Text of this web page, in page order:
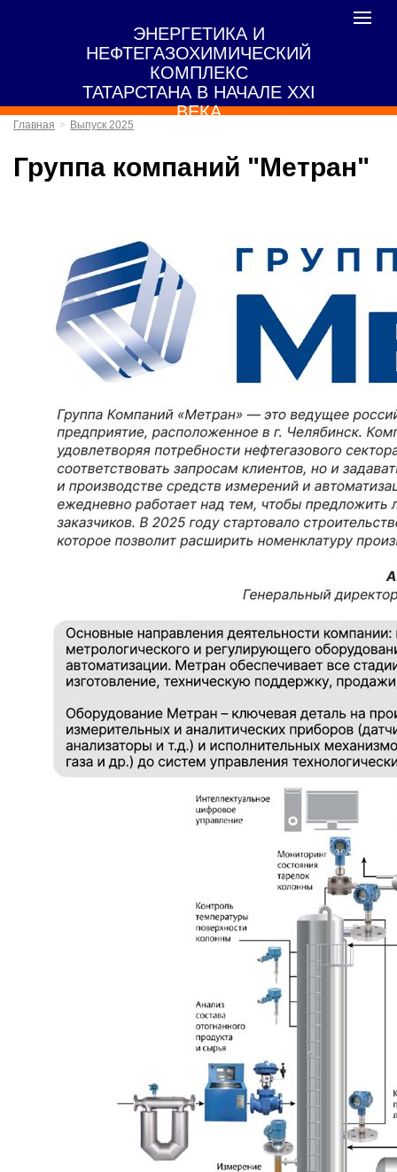
ЭНЕРГЕТИКА И
НЕФТЕГАЗОХИМИЧЕСКИЙ
КОМПЛЕКС
ТАТАРСТАНА В НАЧАЛЕ XXI
ВЕКА
Toggle
Главная Выпуск 2025
Группа компаний "Метран"